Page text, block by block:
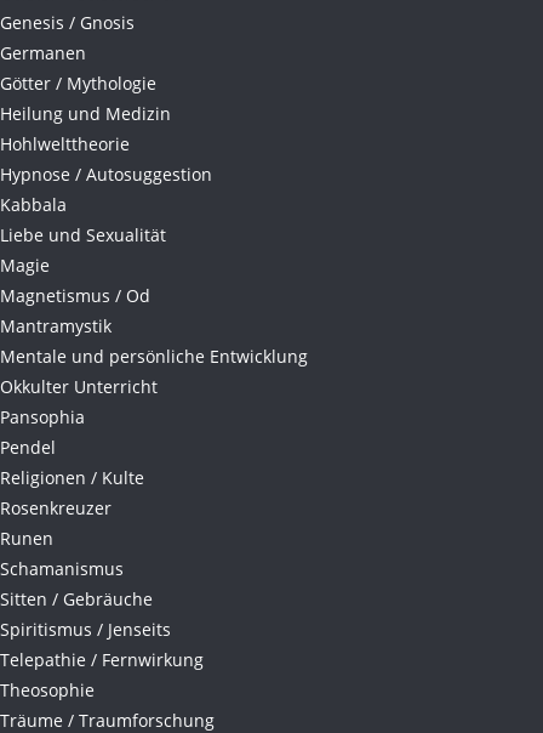
Genesis / Gnosis
Germanen
Götter / Mythologie
Heilung und Medizin
Hohlwelttheorie
Hypnose / Autosuggestion
Kabbala
Liebe und Sexualität
Magie
Magnetismus / Od
Mantramystik
Mentale und persönliche Entwicklung
Okkulter Unterricht
Pansophia
Pendel
Religionen / Kulte
Rosenkreuzer
Runen
Schamanismus
Sitten / Gebräuche
Spiritismus / Jenseits
Telepathie / Fernwirkung
Theosophie
Träume / Traumforschung